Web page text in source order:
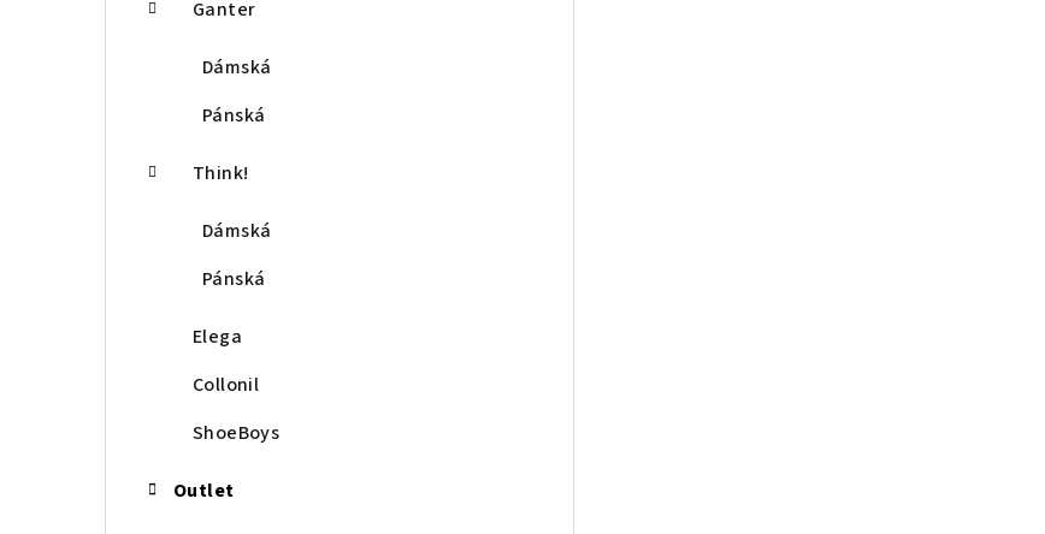
Ganter
Dámská
Pánská
Think!
Dámská
Pánská
Elega
Collonil
ShoeBoys
Outlet